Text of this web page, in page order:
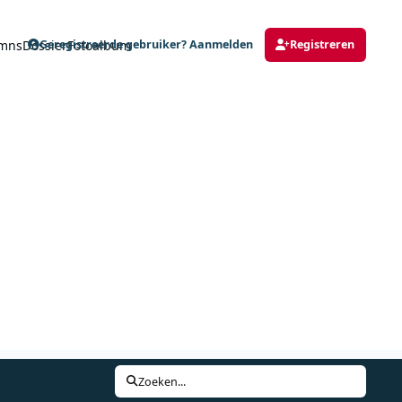
DossierFotoalbum
Geregistreerde gebruiker? Aanmelden Registreren
Zoeken...